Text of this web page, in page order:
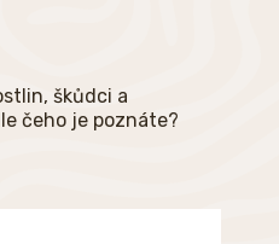
škůdci a
čeho je poznáte?